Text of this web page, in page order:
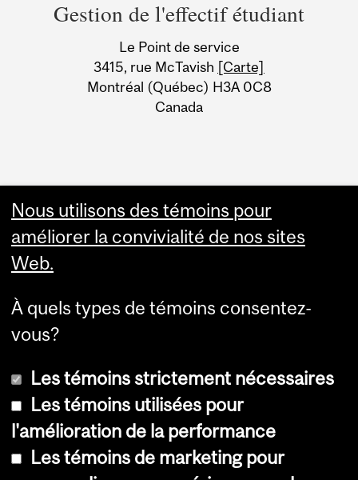
University
Information
Gestion de l'effectif étudiant
Le Point de service
3415, rue McTavish [Carte]
Montréal (Québec) H3A 0C8
Canada
© Université McGill, 2026
Accessibilité
Nous utilisons des témoins pour
améliorer la convivialité de nos sites
Web.
À quels types de témoins consentez-
vous?
Les témoins strictement nécessaires
Les témoins utilisées pour
l'amélioration de la performance
Les témoins de marketing pour